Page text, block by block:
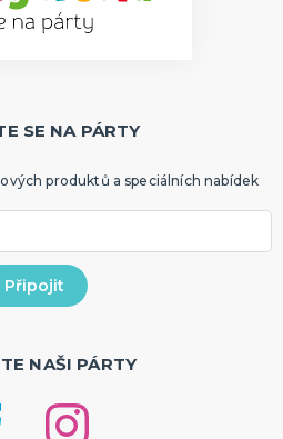
SE NA PÁRTY
produktů a speciálních nabídek
NAŠI PÁRTY